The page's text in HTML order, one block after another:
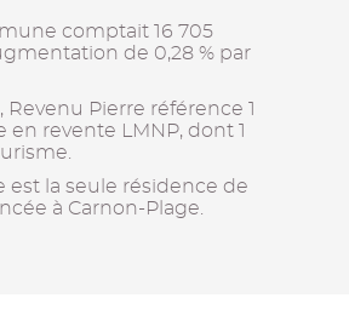
comptait 16 705
de 0,28 % par
Revenu Pierre référence 1
en revente LMNP, dont 1
est la seule résidence de
à Carnon-Plage.